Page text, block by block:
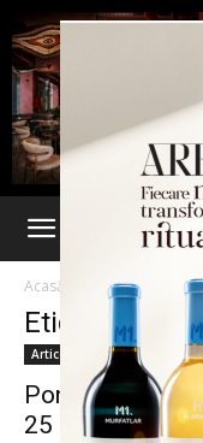
Acasă Etichete
Etichetă:
Articole
Ponta: Am
25 mai, iar...